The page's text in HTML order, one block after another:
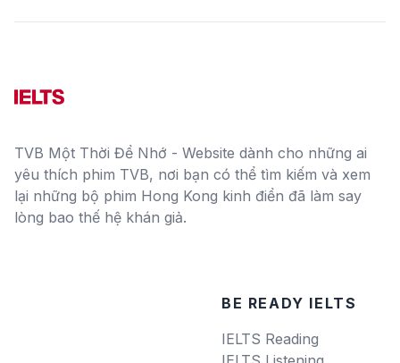
TVB Một Thời Để Nhớ - Website dành cho những ai
yêu thích phim TVB, nơi bạn có thể tìm kiếm và xem
lại những bộ phim Hong Kong kinh điển đã làm say
lòng bao thế hệ khán giả.
BE READY IELTS
IELTS Reading